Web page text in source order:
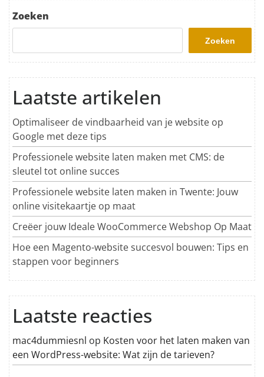
Zoeken
Zoeken
Laatste artikelen
Optimaliseer de vindbaarheid van je website op
Google met deze tips
Professionele website laten maken met CMS: de
sleutel tot online succes
Professionele website laten maken in Twente: Jouw
online visitekaartje op maat
Creëer jouw Ideale WooCommerce Webshop Op Maat
Hoe een Magento-website succesvol bouwen: Tips en
stappen voor beginners
Laatste reacties
mac4dummiesnl op Kosten voor het laten maken van
een WordPress-website: Wat zijn de tarieven?